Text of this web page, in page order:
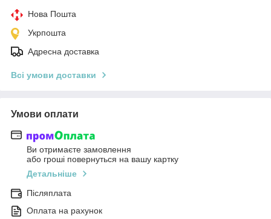
Нова Пошта
Укрпошта
Адресна доставка
Всі умови доставки
Умови оплати
Ви отримаєте замовлення
або гроші повернуться на вашу картку
Детальніше
Післяплата
Оплата на рахунок